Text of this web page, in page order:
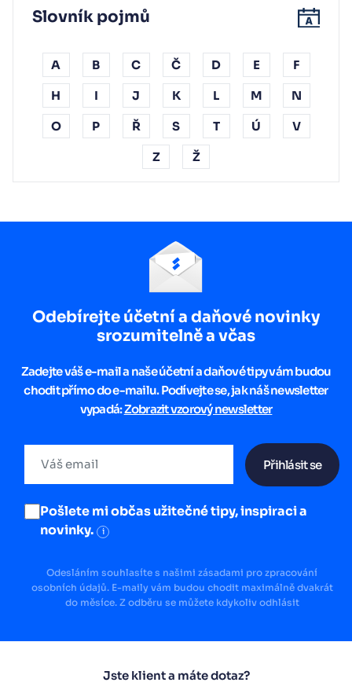
Slovník pojmů
A B C Č D E F
H I J K L M N
O P Ř S T Ú V
Z Ž
Odebírejte účetní a daňové novinky
srozumitelně a včas
Zadejte váš e-mail a naše účetní a daňové tipy vám budou
chodit přímo do e-mailu. Podívejte se, jak náš newsletter
vypadá:Zobrazit vzorový newsletter
Přihlásit se
Pošlete mi občas užitečné tipy, inspiraci a
novinky.
i
Odesláním souhlasíte s našimi zásadami pro zpracování
osobních údajů. E-maily vám budou chodit maximálně dvakrát
do měsíce. Z odběru se můžete kdykoliv odhlásit
Jste klient a máte dotaz?